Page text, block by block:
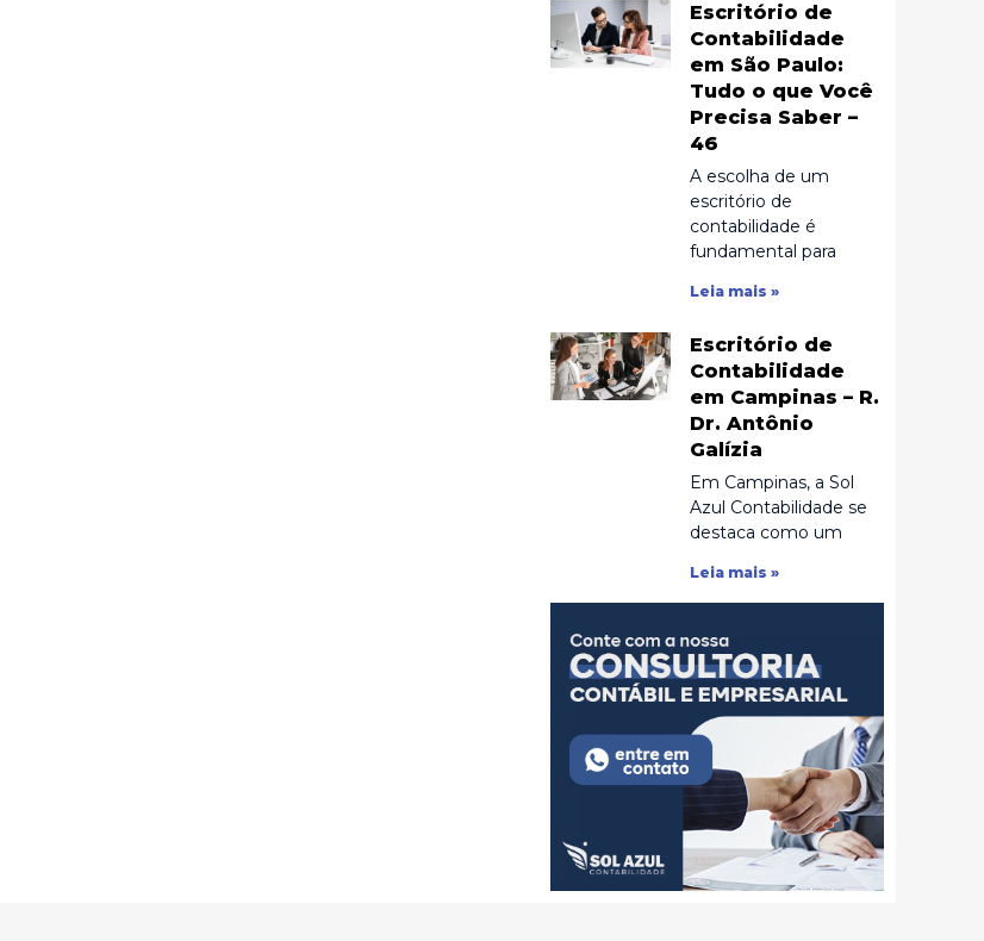
Escritório de
Contabilidade
em São Paulo:
Tudo o que Você
Precisa Saber –
46
A escolha de um
escritório de
contabilidade é
fundamental para
Leia mais »
Escritório de
Contabilidade
em Campinas – R.
Dr. Antônio
Galízia
Em Campinas, a Sol
Azul Contabilidade se
destaca como um
Leia mais »